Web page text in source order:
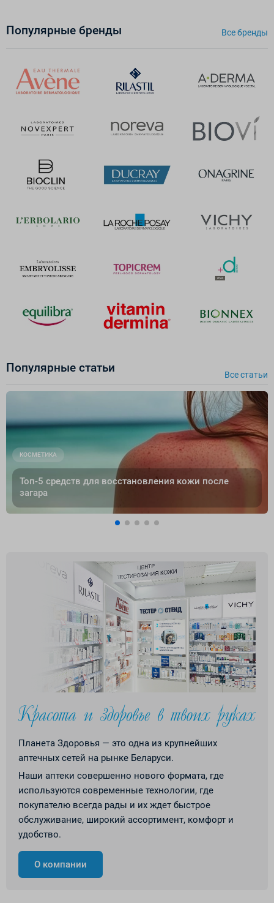
Популярные бренды Все бренды
Популярные cтатьи Все cтатьи
КОСМЕТИКА
Топ-5 средств для восстановления кожи после
загара
Планета Здоровья — это одна из крупнейших
аптечных сетей на рынке Беларуси.
Наши аптеки совершенно нового формата, где
используются современные технологии, где
покупателю всегда рады и их ждет быстрое
обслуживание, широкий ассортимент, комфорт и
удобство.
О компании